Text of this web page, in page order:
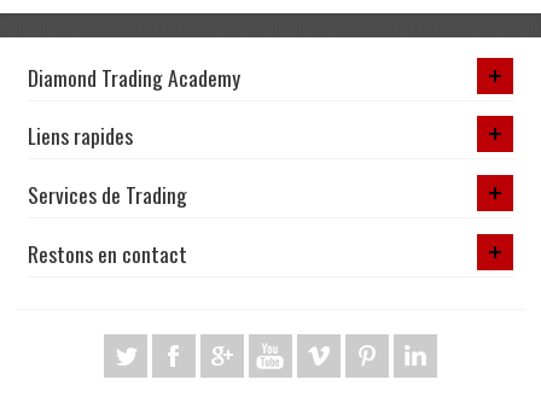
Diamond Trading Academy
Liens rapides
Services de Trading
Restons en contact